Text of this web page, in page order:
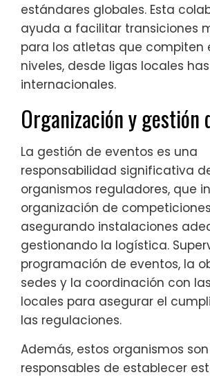
estándares globales. Esta
ayuda a facilitar transiciones
para los atletas que compiten
niveles, desde ligas locales
internacionales.
Organización y gestión
La gestión de eventos es una
responsabilidad significativa
organismos reguladores, que
organización de
asegurando instalaciones
gestionando la logística.
programación de eventos, la
sedes y la coordinación con
locales para asegurar el
las regulaciones.
Además, estos organismos son
responsables de establecer